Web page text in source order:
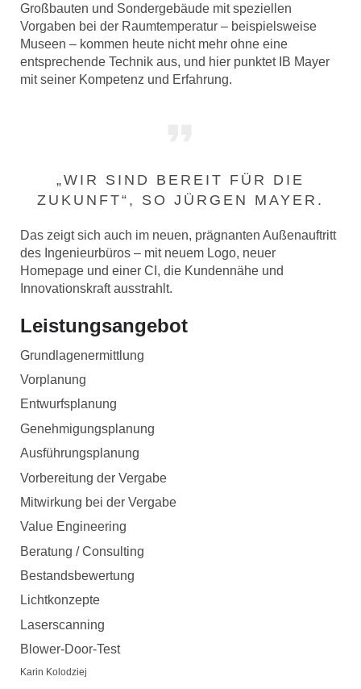
Großbauten und Sondergebäude mit speziellen
Vorgaben bei der Raumtemperatur – beispielsweise
Museen – kommen heute nicht mehr ohne eine
entsprechende Technik aus, und hier punktet IB Mayer
mit seiner Kompetenz und Erfahrung.
„WIR SIND BEREIT FÜR DIE
ZUKUNFT“, SO JÜRGEN MAYER.
Das zeigt sich auch im neuen, prägnanten Außenauftritt
des Ingenieurbüros – mit neuem Logo, neuer
Homepage und einer CI, die Kundennähe und
Innovationskraft ausstrahlt.
Leistungsangebot
Grundlagenermittlung
Vorplanung
Entwurfsplanung
Genehmigungsplanung
Ausführungsplanung
Vorbereitung der Vergabe
Mitwirkung bei der Vergabe
Value Engineering
Beratung / Consulting
Bestandsbewertung
Lichtkonzepte
Laserscanning
Blower-Door-Test
Karin Kolodziej